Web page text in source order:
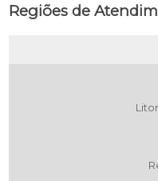
Regiões de